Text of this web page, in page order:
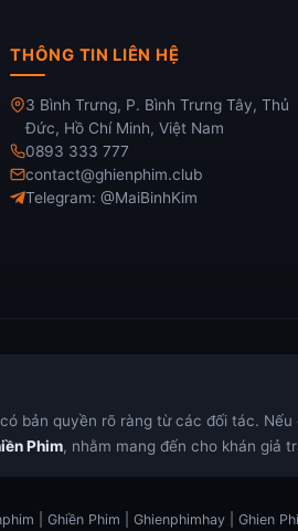
THÔNG TIN LIÊN HỆ
3 Bình Trưng, P. Bình Trưng Tây, Thủ
Đức, Hồ Chí Minh, Việt Nam
0893 333 777
contact@ghienphim.club
Telegram: @MaiBinhKim
bản quyền rõ ràng từ các đối tác.
Phim, nhằm mang đến cho khán giả
| Ghiền Phim | Ghienphimhay | Ghien